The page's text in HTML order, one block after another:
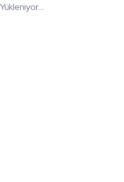
Yükleniyor...